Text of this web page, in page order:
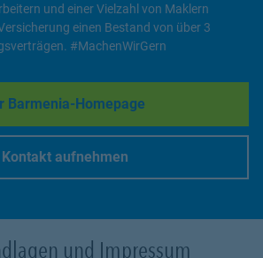
und einer Vielzahl von Maklern
einen Bestand von über 3
#MachenWirGern
Barmenia-Homepage
Link Opens in New Tab
Kontakt aufnehmen
und Impressum